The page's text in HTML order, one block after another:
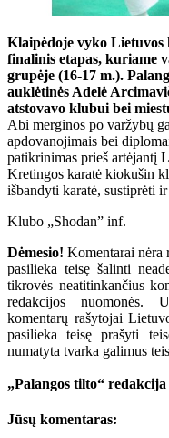
Klaipėdoje vyko
finalinis etapas, kuriame
grupėje (16-17 m.).
auklėtinės Adelė
atstovavo klubui bei
Abi merginos po varžybų
apdovanojimais bei
patikrinimas prieš artėjantį
Kretingos karatė kiokušin
išbandyti karatė, sustiprėti
Klubo „Shodan” inf.
Dėmesio! Komentarai nėra
pasilieka teisę šalinti
tikrovės neatitinkančius
redakcijos nuomonės.
komentarų rašytojai
pasilieka teisę prašyti
numatyta tvarka galimus
„Palangos tilto“ redakcija
Jūsų komentaras: